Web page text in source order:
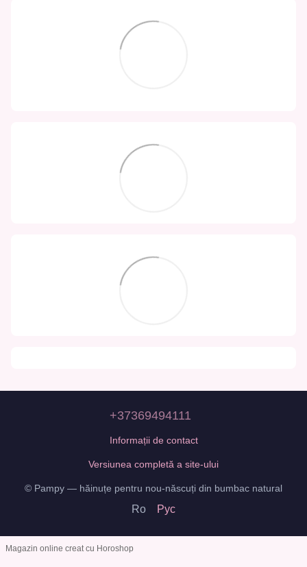
+37369494111
Informații de contact
Versiunea completă a site-ului
© Pampy — hăinuțe pentru nou-născuți din bumbac natural
Ro Рус
Magazin online creat cu Horoshop